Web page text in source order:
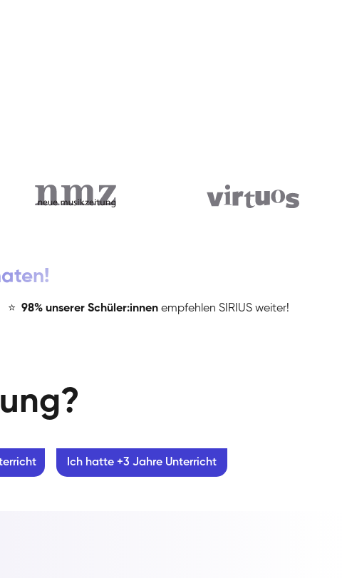
⭐ 98% unserer Schüler:innen empfehlen SIRIUS weiter!
Ich hatte +3 Jahre Unterricht